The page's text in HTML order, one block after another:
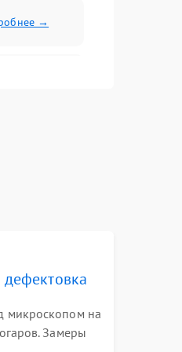
→
→
дефектовка
микроскопом на
Замеры